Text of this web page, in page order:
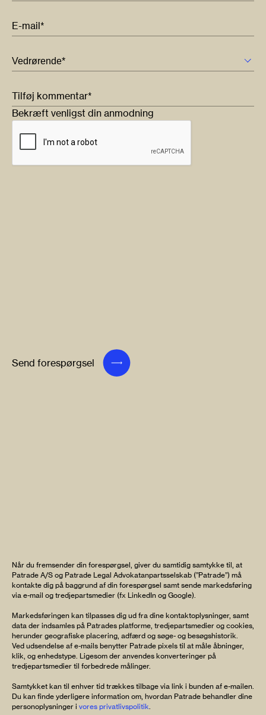
E-mail*
Tilføj kommentar*
Bekræft venligst din anmodning
Når du fremsender din forespørgsel, giver du samtidig samtykke til, at
Patrade A/S og Patrade Legal Advokatanpartsselskab (”Patrade”) må
kontakte dig på baggrund af din forespørgsel samt sende markedsføring
via e-mail og tredjepartsmedier (fx LinkedIn og Google).
Markedsføringen kan tilpasses dig ud fra dine kontaktoplysninger, samt
data der indsamles på Patrades platforme, tredjepartsmedier og cookies,
herunder geografiske placering, adfærd og søge- og besøgshistorik.
Ved udsendelse af e-mails benytter Patrade pixels til at måle åbninger,
klik, og enhedstype. Ligesom der anvendes konverteringer på
tredjepartsmedier til forbedrede målinger.
Samtykket kan til enhver tid trækkes tilbage via link i bunden af e-mailen.
Du kan finde yderligere information om, hvordan Patrade behandler dine
personoplysninger i vores privatlivspolitik.
Send forespørgsel